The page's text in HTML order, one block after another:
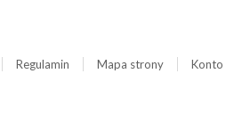
Regulamin Mapa strony Konto